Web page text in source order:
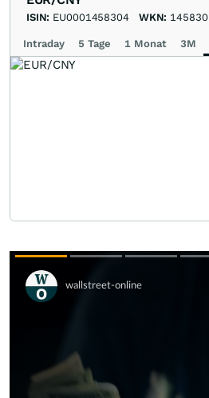
ISIN: EU0001458304 WKN: 145830
Intraday 5 Tage 1 Monat 3M